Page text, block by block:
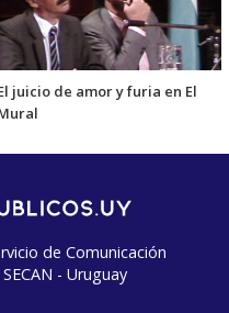
juicio de amor y furia en El
de Comunicación
- Uruguay